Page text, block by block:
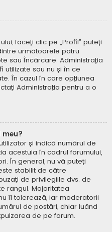
faceți clic pe „Profil” puteți
următoarele patru
sau Încărcare. Administrația
sau nu și în ce
În cazul în care opțiunea
Administrația pentru a o
și indică numărul de
acestuia în cadrul forumului,
În general, nu vă puteți
stabilit de către
de privilegiile dvs. de
rangul. Majoritatea
îl tolerează, iar moderatorii
de postări, chiar luând
de pe forum.